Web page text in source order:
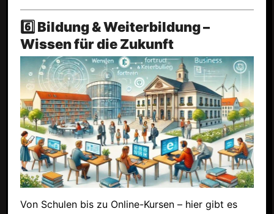
6️⃣ Bildung & Weiterbildung –
Wissen für die Zukunft
Von Schulen bis zu Online-Kursen – hier gibt es